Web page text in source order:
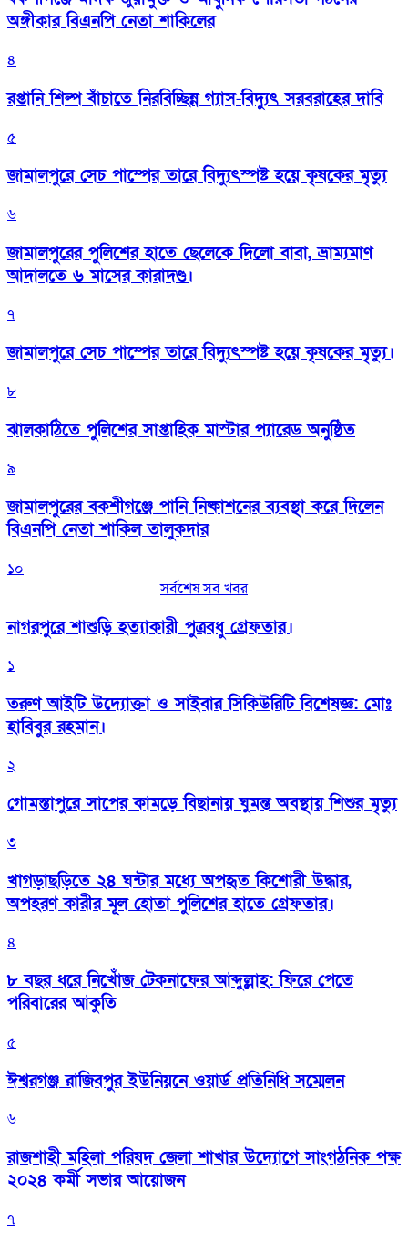
অঙ্গীকার বিএনপি নেতা শাকিলের
৪
রপ্তানি শিল্প বাঁচাতে নিরবিচ্ছিন্ন গ্যাস-বিদ্যুৎ সরবরাহের দাবি
৫
জামালপুরে সেচ পাম্পের তারে বিদ্যুৎস্পষ্ট হয়ে কৃষকের মৃত্যু
৬
জামালপুরের পুলিশের হাতে ছেলেকে দিলো বাবা, ভ্রাম্যমাণ
আদালতে ৬ মাসের কারাদণ্ড।
৭
জামালপুরে সেচ পাম্পের তারে বিদ্যুৎস্পষ্ট হয়ে কৃষকের মৃত্যু।
৮
‎ঝালকাঠিতে পুলিশের সাপ্তাহিক মাস্টার প্যারেড অনুষ্ঠিত
৯
জামালপুরের বকশীগঞ্জে পানি নিষ্কাশনের ব্যবস্থা করে দিলেন
বিএনপি নেতা শাকিল তালুকদার
১০
সর্বশেষ সব খবর
নাগরপুরে শাশুড়ি হত্যাকারী পুত্রবধু গ্রেফতার।
১
তরুণ আইটি উদ্যোক্তা ও সাইবার সিকিউরিটি বিশেষজ্ঞ: মোঃ
হাবিবুর রহমান।
২
গোমস্তাপুরে সাপের কামড়ে বিছানায় ঘুমন্ত অবস্থায় শিশুর মৃত্যু
৩
খাগড়াছড়িতে ২৪ ঘন্টার মধ্যে অপহৃত কিশোরী উদ্ধার,
অপহরণ কারীর মূল হোতা পুলিশের হাতে গ্রেফতার।
৪
৮ বছর ধরে নিখোঁজ টেকনাফের আব্দুল্লাহ: ফিরে পেতে
পরিবারের আকুতি
৫
ঈশ্বরগঞ্জ রাজিবপুর ইউনিয়নে ওয়ার্ড প্রতিনিধি সম্মেলন
৬
রাজশাহী মহিলা পরিষদ জেলা শাখার উদ্যোগে সাংগঠনিক পক্ষ
২০২৪ কর্মী সভার আয়োজন
৭